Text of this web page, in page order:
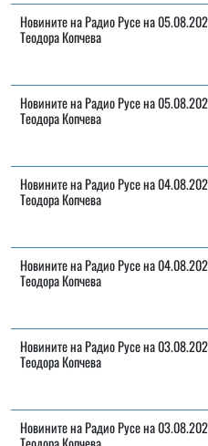
Новините на Радио Русе на
Теодора Копчева
Новините на Радио Русе на
Теодора Копчева
Новините на Радио Русе на
Теодора Копчева
Новините на Радио Русе на
Теодора Копчева
Новините на Радио Русе на
Теодора Копчева
Новините на Радио Русе на